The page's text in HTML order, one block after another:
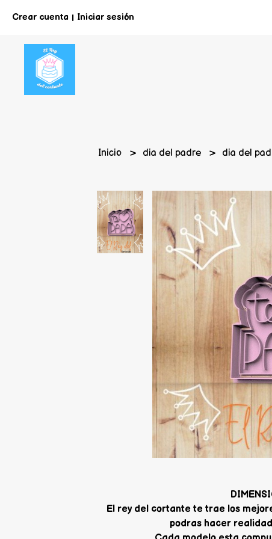
Crear cuenta | Iniciar sesión
Inicio dia del padre dia del
El rey del cortante te trae los
podras hacer